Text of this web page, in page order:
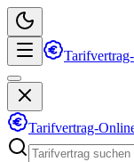
Tarifvertrag-